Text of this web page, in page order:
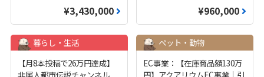
¥3,430,000 ¥960,000
暮らし・生活
【月8本投稿で26万円達成】
非属人都市伝説チャンネル
ペット・動物
EC事業：【在庫商品額130万
円】アクアリウムEC事業｜引